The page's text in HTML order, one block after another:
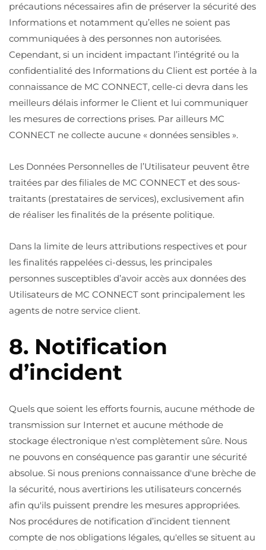
précautions nécessaires afin de préserver la sécurité des
Informations et notamment qu’elles ne soient pas
communiquées à des personnes non autorisées.
Cependant, si un incident impactant l’intégrité ou la
confidentialité des Informations du Client est portée à la
connaissance de MC CONNECT, celle-ci devra dans les
meilleurs délais informer le Client et lui communiquer
les mesures de corrections prises. Par ailleurs MC
CONNECT ne collecte aucune « données sensibles ».
Les Données Personnelles de l’Utilisateur peuvent être
traitées par des filiales de MC CONNECT et des sous-
traitants (prestataires de services), exclusivement afin
de réaliser les finalités de la présente politique.
Dans la limite de leurs attributions respectives et pour
les finalités rappelées ci-dessus, les principales
personnes susceptibles d’avoir accès aux données des
Utilisateurs de MC CONNECT sont principalement les
agents de notre service client.
8. Notification
d’incident
Quels que soient les efforts fournis, aucune méthode de
transmission sur Internet et aucune méthode de
stockage électronique n'est complètement sûre. Nous
ne pouvons en conséquence pas garantir une sécurité
absolue. Si nous prenions connaissance d'une brèche de
la sécurité, nous avertirions les utilisateurs concernés
afin qu'ils puissent prendre les mesures appropriées.
Nos procédures de notification d’incident tiennent
compte de nos obligations légales, qu'elles se situent au